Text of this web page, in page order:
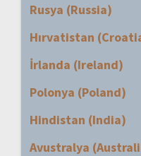
Rusya (Russia)
Hırvatistan
İrlanda (Ireland)
Polonya (Poland)
Hindistan (India)
Avustralya